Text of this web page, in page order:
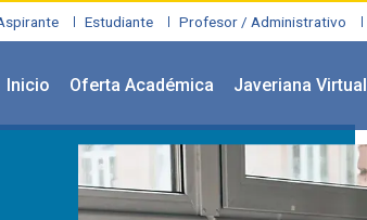
Estudiante Profesor / Administrativo
Inicio Oferta Académica Javeriana Virtual